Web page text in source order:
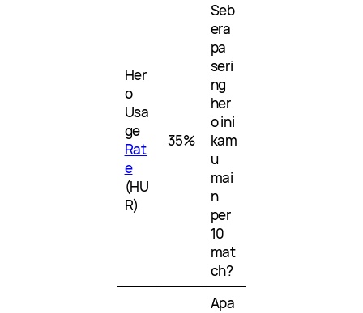
Her
o
Usa
ge
Rat
e
(HU
R)
35%
Seb
era
pa
seri
ng
her
o ini
kam
u
mai
n
per
10
mat
ch?
Apa